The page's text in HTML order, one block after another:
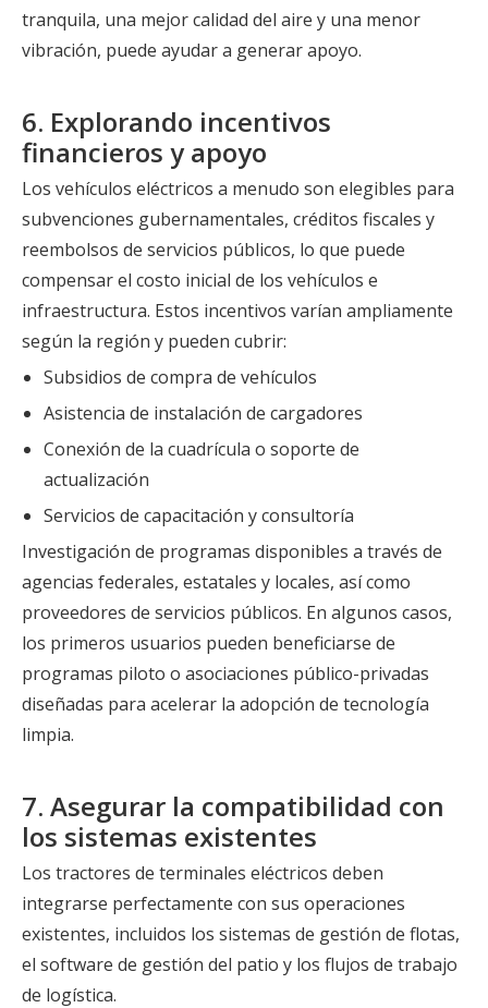
tranquila, una mejor calidad del aire y una menor
vibración, puede ayudar a generar apoyo.
6. Explorando incentivos
financieros y apoyo
Los vehículos eléctricos a menudo son elegibles para
subvenciones gubernamentales, créditos fiscales y
reembolsos de servicios públicos, lo que puede
compensar el costo inicial de los vehículos e
infraestructura. Estos incentivos varían ampliamente
según la región y pueden cubrir:
Subsidios de compra de vehículos
Asistencia de instalación de cargadores
Conexión de la cuadrícula o soporte de
actualización
Servicios de capacitación y consultoría
Investigación de programas disponibles a través de
agencias federales, estatales y locales, así como
proveedores de servicios públicos. En algunos casos,
los primeros usuarios pueden beneficiarse de
programas piloto o asociaciones público-privadas
diseñadas para acelerar la adopción de tecnología
limpia.
7. Asegurar la compatibilidad con
los sistemas existentes
Los tractores de terminales eléctricos deben
integrarse perfectamente con sus operaciones
existentes, incluidos los sistemas de gestión de flotas,
el software de gestión del patio y los flujos de trabajo
de logística.